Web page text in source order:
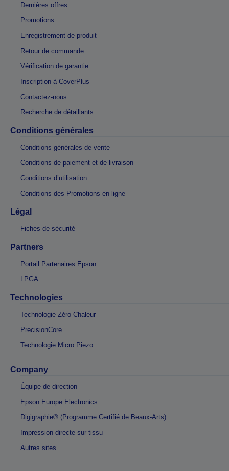
Dernières offres
Promotions
Enregistrement de produit
Retour de commande
Vérification de garantie
Inscription à CoverPlus
Contactez-nous
Recherche de détaillants
Conditions générales
Conditions générales de vente
Conditions de paiement et de livraison
Conditions d’utilisation
Conditions des Promotions en ligne
Légal
Fiches de sécurité
Partners
Portail Partenaires Epson
LPGA
Technologies
Technologie Zéro Chaleur
PrecisionCore
Technologie Micro Piezo
Company
Équipe de direction
Epson Europe Electronics
Digigraphie® (Programme Certifié de Beaux-Arts)
Impression directe sur tissu
Autres sites